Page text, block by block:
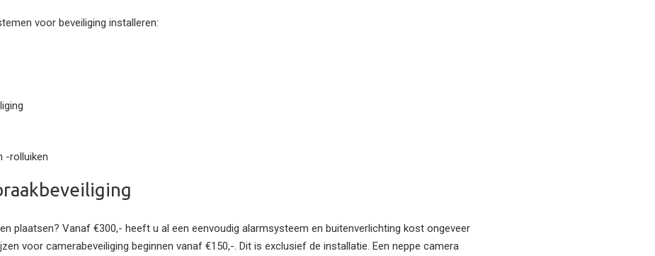
voor beveiliging installeren:
-rolluiken
plaatsen? Vanaf €300,- heeft u al een eenvoudig alarmsysteem en buitenverlichting kost ongeveer
voor camerabeveiliging beginnen vanaf €150,-. Dit is exclusief de installatie. Een neppe camera